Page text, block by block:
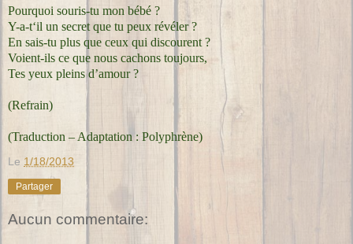
Pourquoi souris-tu mon bébé ?
Y-a-t‘il un secret que tu peux révéler ?
En sais-tu plus que ceux qui discourent ?
Voient-ils ce que nous cachons toujours,
Tes yeux pleins d’amour ?
(Refrain)
(Traduction – Adaptation : Polyphrène)
Le 1/18/2013
Partager
Aucun commentaire: